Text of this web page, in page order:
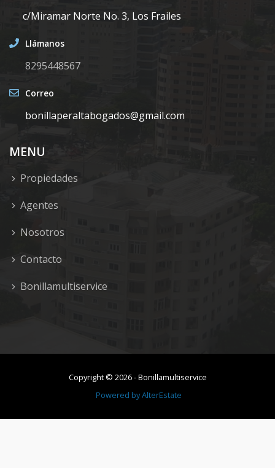
c/Miramar Norte No. 3, Los Frailes
Llámanos
8295448567
Correo
bonillaperaltabogados@gmail.com
MENU
Propiedades
Agentes
Nosotros
Contacto
Bonillamultiservice
Copyright © 2026-Bonillamultiservice
Powered byAlterEstate